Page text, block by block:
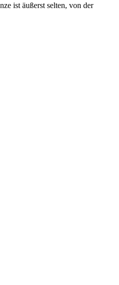
ist äußerst selten, von der